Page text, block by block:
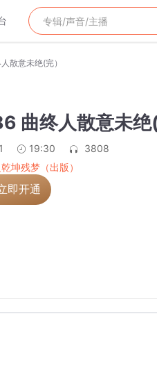
散意未绝(完）
曲终人散意未绝(
19:30
3808
坤残梦（出版）
即开通